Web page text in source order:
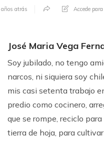
atrás Accede
José Maria Vega
Soy jubilado, no tengo
narcos, ni siquiera soy
mis casi setenta trabajo
predio como cocinero,
que se rompe, reciclo
tierra de hoja, para